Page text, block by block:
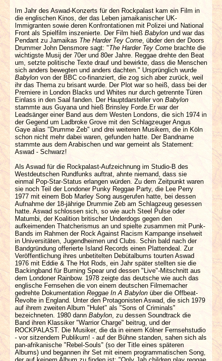
Im Jahr des Aswad-Konzerts für den Rockpalast kam ein Film in
die englischen Kinos, der das Leben jamaikanischer UK-
Immigranten sowie deren Konfrontationen mit Polizei und National
Front als Spielfilm inszenierte. Der Film hieß Babylon und war das
Pendant zu Jamaikas The Harder Tey Come , übder den der Doors
Drummer John Densmore sagt: "The Harder Tey Come brachte die
wichtigste Musij der 70er und 80er Jahre. Reggae drehte den Beat
um, setzte politische Texte drauf und bewirkte, dass die Menschen
sich anders bewegten und anders dachten." Ursprünglich wurde
Babylon von der BBC co-finanziert, die zog sich aber zurück, weil
ihr das Thema zu brisant wurde. Der Plot war so heiß, dass bei der
Premiere in London Blacks und Whites nur durch getrennte Türen
Einlass in den Saal fanden. Der Hauptdarsteller von Babylon
stammte aus Guyana und hieß Brinsley Forde.Er war der
Leadsänger einer Band aus dem Westen Londons, die sich 1974 in
der Gegend um Ladbroke Grove mit den Schlagzeuger Angus
Gaye alias "Drumme Zeb" und drei weiteren Musikern, die in Köln
schon nicht mehr dabei waren, gefunden hatte. Der Bandname
stammte aus dem Arabischen und war gemeint als Statement:
Aswad - Schwarz!
Als Aswad für die Rockpalast-Aufzeichnung im Studio-B des
Westdeutschen Rundfunks auftrat, ahnte niemand, dass sie
einmal Pop-Star-Status erlangen würden. Zu dem Zeitpunkt waren
sie noch Teil der Londoner Punky Reggae Party, die Lee Perry
1977 mit einem Bob Marley Song ausgerufen hatte, bei dessen
Aufnahme der 18-jährige Drummie Zeb am Schlagzeug gesessen
hatte. Aswad schlossen sich, so wie auch Steel Pulse oder
Matumbi, der Koalition britischer Underdogs gegen den
aufkeimenden Thatcherismus an und spielte zusammen mit Punk-
Bands im Rahmen der Rock Against Racism Kampange inselweit
in Universitäten, Jugendheimen und Clubs. Schin bald nach der
Bandgründung offerierte Island Records einen Plattendeal. Zur
Veröffentlichung ihres unbetitelten Debütalbums tourten Aswad
1976 mit Eddie & The Hot Rods, ein Jahr später stellten sie die
Backingband für Burning Spear und dessen "Live"-Mitschnitt aus
dem Londoner Rainbow. 1978 zeigte das deutsche wie auch das
englische Fernsehen die von einem deutschen Filmemacher
gedrehte Dokumentation Reggae In A Babylon über die Offbeat-
Revolte in England. Unter den Protagonisten Aswad, die sich 1979
auf ihrem zweiten Album "Hulet" als "Sons of Criminals"
bezeichneten. 1980 dann Babylon , zu dessen Soundtrack die
Band ihren Klassiker "Warrior Charge" beitrug, und der
ROCKPALAST. Die Musiker, die da in einem Kölner Fernsehstudio
- vor sitzendem Publikum! - auf der Bühne standen, sahen sich als
pan-afrikanische "Rebel-Souls" (so der Title eines späteren
Albums) und begannen ihr Set mit einem programmatischen Song,